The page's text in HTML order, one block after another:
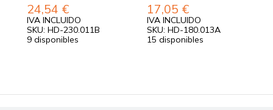
24,54 €
IVA INCLUIDO
SKU: HD-230.011B
9 disponibles
17,05 €
IVA INCLUIDO
SKU: HD-180.013A
15 disponibles